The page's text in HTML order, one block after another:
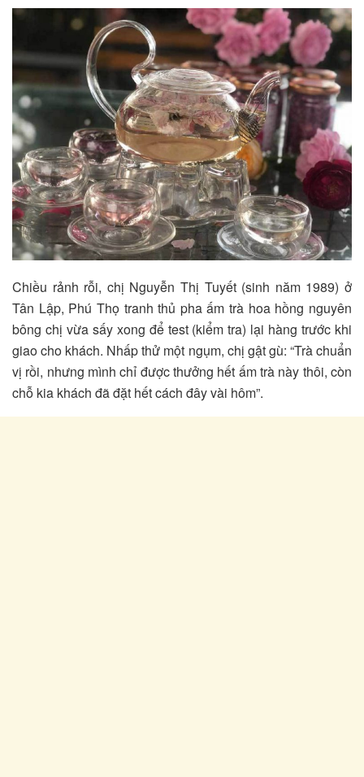
Chiều rảnh rỗi, chị Nguyễn Thị Tuyết (sinh năm 1989) ở
Tân Lập, Phú Thọ tranh thủ pha ấm trà hoa hồng nguyên
bông chị vừa sấy xong để test (kiểm tra) lại hàng trước khi
giao cho khách. Nhấp thử một ngụm, chị gật gù: “Trà chuẩn
vị rồi, nhưng mình chỉ được thưởng hết ấm trà này thôi, còn
chỗ kia khách đã đặt hết cách đây vài hôm”.